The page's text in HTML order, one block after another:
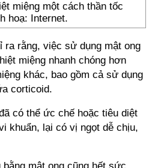
miệng một cách thần tốc
hoạ: Internet.
ra rằng, việc sử dụng mật ong
miệng nhanh chóng hơn
khác, bao gồm cả sử dụng
corticoid.
có thể ức chế hoặc tiêu diệt
khuẩn, lại có vị ngọt dễ chịu,